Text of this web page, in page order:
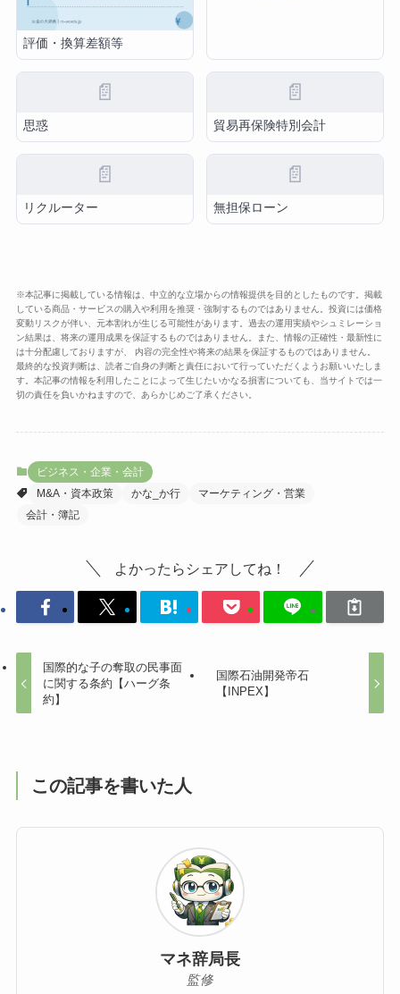
評価・換算差額等
📄
思惑
📄
貿易再保険特別会計
📄
リクルーター
📄
無担保ローン
※本記事に掲載している情報は、中立的な立場からの情報提供を目的としたものです。掲載
している商品・サービスの購入や利用を推奨・強制するものではありません。投資には価格
変動リスクが伴い、元本割れが生じる可能性があります。過去の運用実績やシュミレーショ
ン結果は、将来の運用成果を保証するものではありません。また、情報の正確性・最新性に
は十分配慮しておりますが、 内容の完全性や将来の結果を保証するものではありません。
最終的な投資判断は、読者ご自身の判断と責任において行っていただくようお願いいたしま
す。本記事の情報を利用したことによって生じたいかなる損害についても、当サイトでは一
切の責任を負いかねますので、あらかじめご了承ください。
ビジネス・企業・会計
M&A・資本政策
かな_か行
マーケティング・営業
会計・簿記
よかったらシェアしてね！
国際的な子の奪取の民事面
に関する条約【ハーグ条
約】
国際石油開発帝石
【INPEX】
この記事を書いた人
マネ辞局長
監修